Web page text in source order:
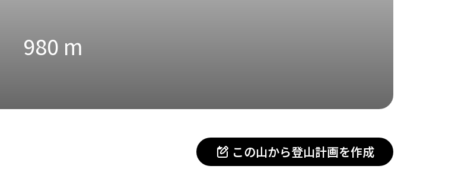
980 m
この山から登山計画を作成